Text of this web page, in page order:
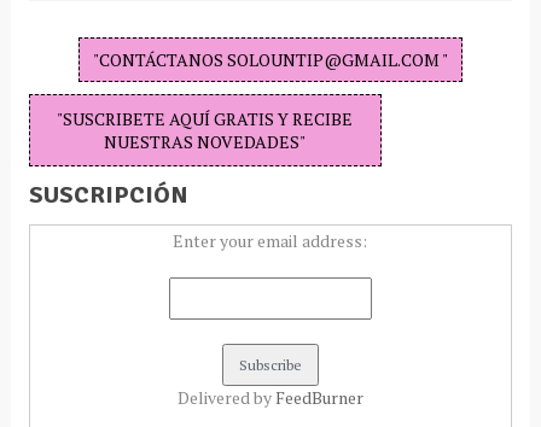
"CONTÁCTANOS SOLOUNTIP@GMAIL.COM "
"SUSCRIBETE AQUÍ GRATIS Y RECIBE
NUESTRAS NOVEDADES"
SUSCRIPCIÓN
Enter your email address:
Delivered by FeedBurner